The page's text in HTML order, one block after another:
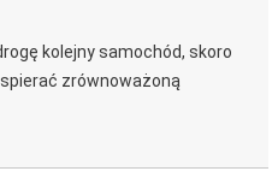
kolejny samochód, skoro
zrównoważoną